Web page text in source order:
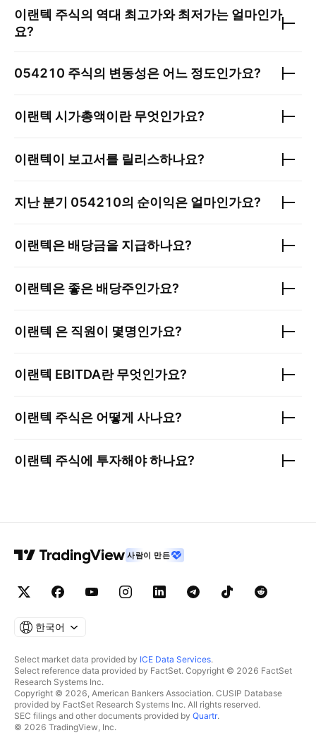
이랜텍 주식의 역대 최고가와 최저가는 얼마인가
요?
054210 주식의 변동성은 어느 정도인가요?
이랜텍 시가총액이란 무엇인가요?
이랜텍 이 보고서를 릴리스하나요?
지난 분기 054210의 순이익은 얼마인가요?
이랜텍 은 배당금을 지급하나요?
이랜텍 은 좋은 배당주인가요?
이랜텍 은 직원이 몇명인가요?
이랜텍 EBITDA란 무엇인가요?
이랜텍 주식은 어떻게 사나요?
이랜텍 주식에 투자해야 하나요?
사람이 만든
한국어
Select market data provided by ICE Data Services.
Select reference data provided by FactSet. Copyright © 2026 FactSet
Research Systems Inc.
Copyright © 2026, American Bankers Association. CUSIP Database
provided by FactSet Research Systems Inc. All rights reserved.
SEC filings and other documents provided by Quartr.
© 2026 TradingView, Inc.